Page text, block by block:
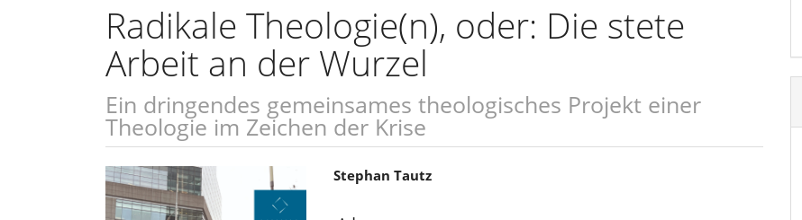
Radikale Theologie(n), oder: Die stete
Arbeit an der Wurzel
Ein dringendes gemeinsames theologisches Projekt einer
Theologie im Zeichen der Krise
Artikel-
Hauptsächlicher
Stephan Tautz